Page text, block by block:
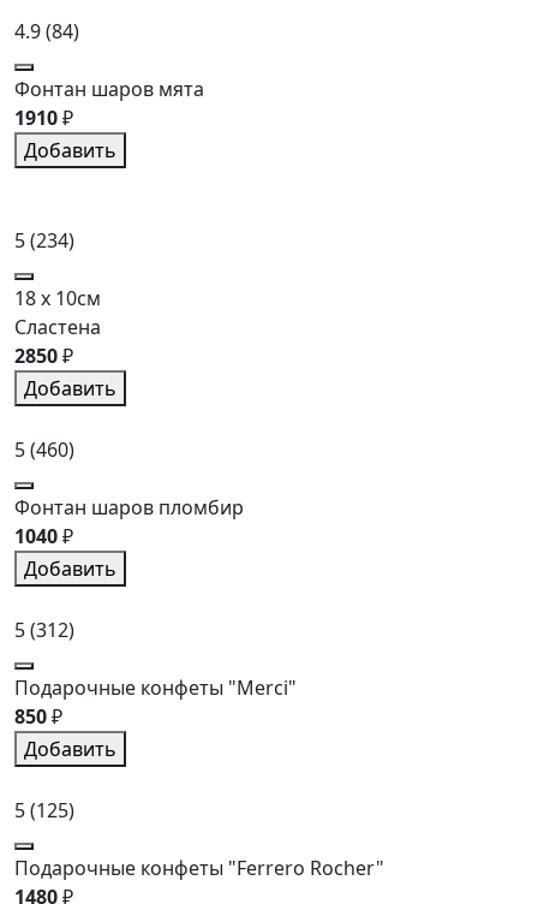
4.9(84)
Фонтан шаров мята
1910₽
Добавить
5(234)
18 x 10см
Сластена
2850₽
Добавить
5(460)
Фонтан шаров пломбир
1040₽
Добавить
5(312)
Подарочные конфеты "Merci"
850₽
Добавить
5(125)
Подарочные конфеты "Ferrero Rocher"
1480₽